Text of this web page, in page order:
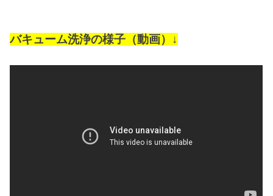
バキューム洗浄の様子（動画）↓